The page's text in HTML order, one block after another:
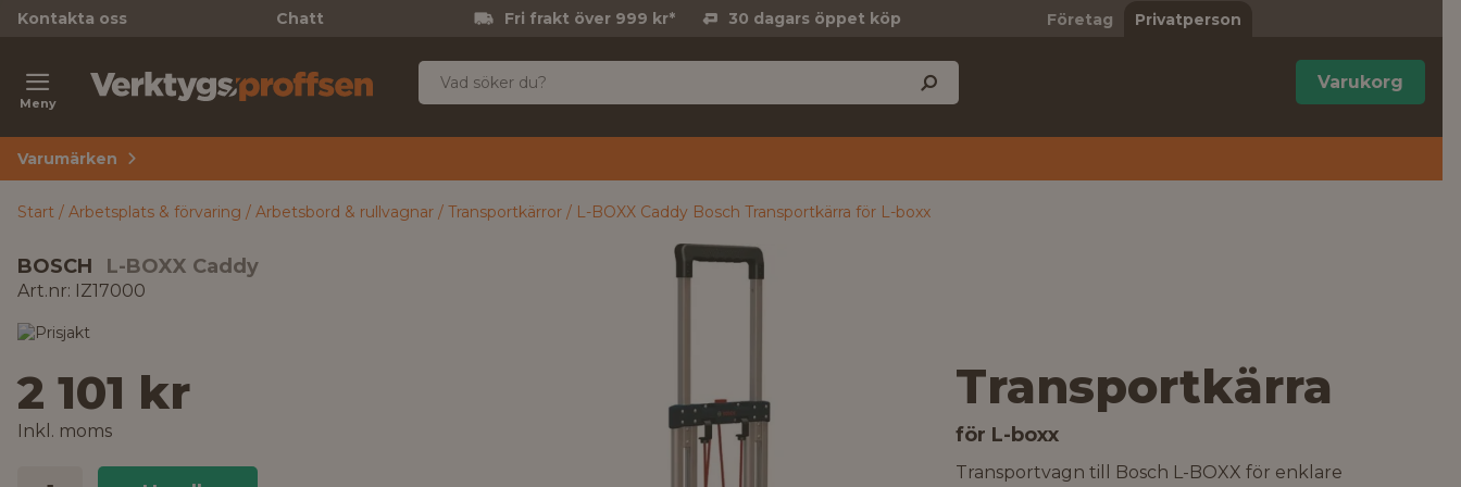
Kontakta oss Chatt Fri frakt över 999 kr* 30 dagars öppet köp Företag Privatperson
Meny
Varukorg
Varumärken
Start Arbetsplats & förvaring Arbetsbord & rullvagnar Transportkärror L-BOXX Caddy Bosch Transportkärra för L-boxx
BOSCH L-BOXX Caddy
Art.nr: IZ17000
2 101 kr
Inkl. moms
Transportkärra
för L-boxx
Transportvagn till Bosch L-BOXX för enklare